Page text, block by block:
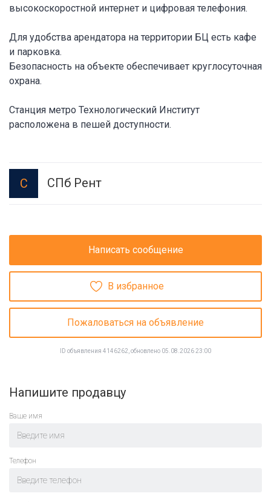
высокоскоростной интернет и цифровая телефония.
Для удобства арендатора на территории БЦ есть кафе
и парковка.
Безопасность на объекте обеспечивает круглосуточная
охрана.
Станция метро Технологический Институт
расположена в пешей доступности.
С СПб Рент
Написать сообщение
В избранное
Пожаловаться на объявление
ID объявления 4146262, обновлено 05.08.2026 23:00
Напишите продавцу
Ваше имя
Телефон